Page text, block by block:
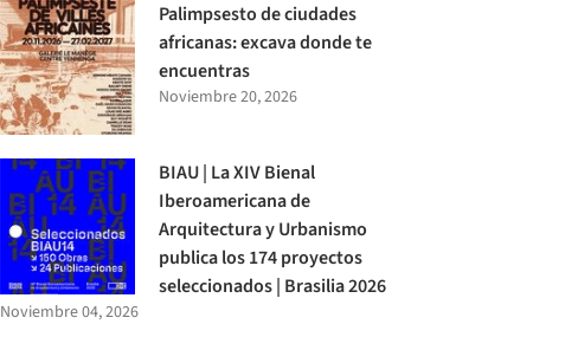
Palimpsesto de ciudades
africanas: excava donde te
encuentras
Noviembre 20, 2026
BIAU | La XIV Bienal
Iberoamericana de
Arquitectura y Urbanismo
publica los 174 proyectos
seleccionados | Brasilia 2026
Noviembre 04, 2026